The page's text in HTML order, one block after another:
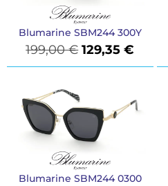
Blumarine SBM244 300Y
199,00€ 129,35€
Blumarine SBM244 0300